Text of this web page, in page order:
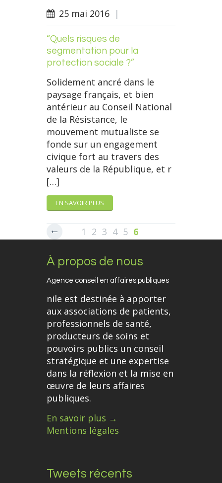
25 mai 2016 |
“Quels risques de
segmentation pour la
protection sociale ?”
Solidement ancré dans le
paysage français, et bien
antérieur au Conseil National
de la Résistance, le
mouvement mutualiste se
fonde sur un engagement
civique fort au travers des
valeurs de la République, et r
[…]
EN SAVOIR PLUS
1 2 3 4 5 6
À propos de nous
Agence conseil en affaires publiques
nile est destinée à apporter
aux associations de patients,
professionnels de santé,
producteurs de soins et
pouvoirs publics un conseil
stratégique et une expertise
dans la réflexion et la mise en
œuvre de leurs affaires
publiques.
En savoir plus →
Mentions légales
Tweets récents